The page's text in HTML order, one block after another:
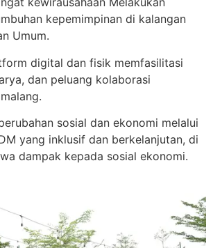
kepemimpinan di kalangan
Umum.
digital dan fisik memfasilitasi
dan peluang kolaborasi
sosial dan ekonomi melalui
yang inklusif dan berkelanjutan, di
dampak kepada sosial ekonomi.